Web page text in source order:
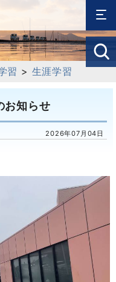
習 > 生涯学習
お知らせ
2026年07月04日